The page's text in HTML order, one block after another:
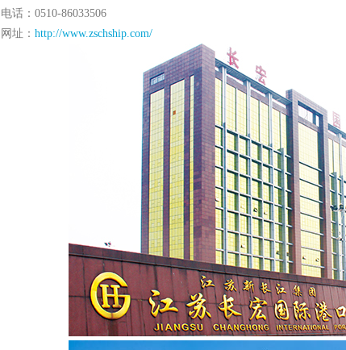
电话：0510-86033506
网址： http://www.zschship.com/